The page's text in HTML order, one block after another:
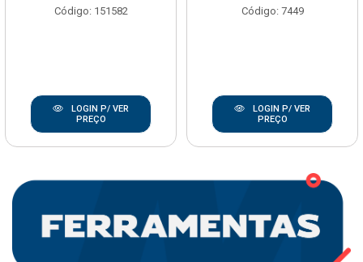
Código: 151582
LOGIN P/ VER
PREÇO
Código: 7449
LOGIN P/ VER
PREÇO